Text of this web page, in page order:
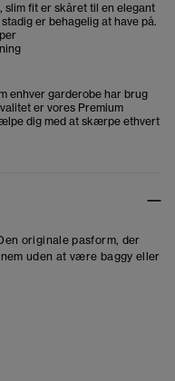
slim fit er skåret til en elegant
er behagelig at have på.
enhver garderobe har brug
er vores Premium
dig med at skærpe ethvert
originale pasform, der
uden at være baggy eller